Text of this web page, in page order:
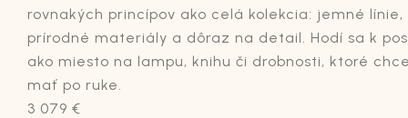
rovnakých princípov ako celá kolekcia: jemné línie,
prírodné materiály a dôraz na detail. Hodí sa k
ako miesto na lampu, knihu či drobnosti, ktoré
mať po ruke.
3 079 €